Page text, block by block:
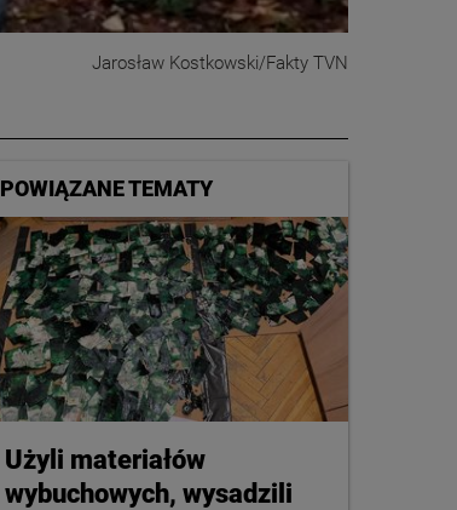
Jarosław Kostkowski/Fakty TVN
POWIĄZANE TEMATY
Użyli materiałów
wybuchowych, wysadzili